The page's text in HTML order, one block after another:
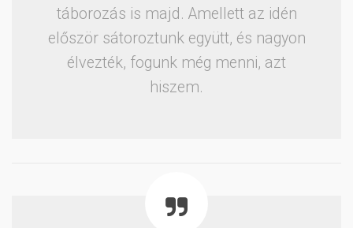
táborozás is majd. Amellett az idén
először sátoroztunk együtt, és nagyon
élvezték, fogunk még menni, azt
hiszem.